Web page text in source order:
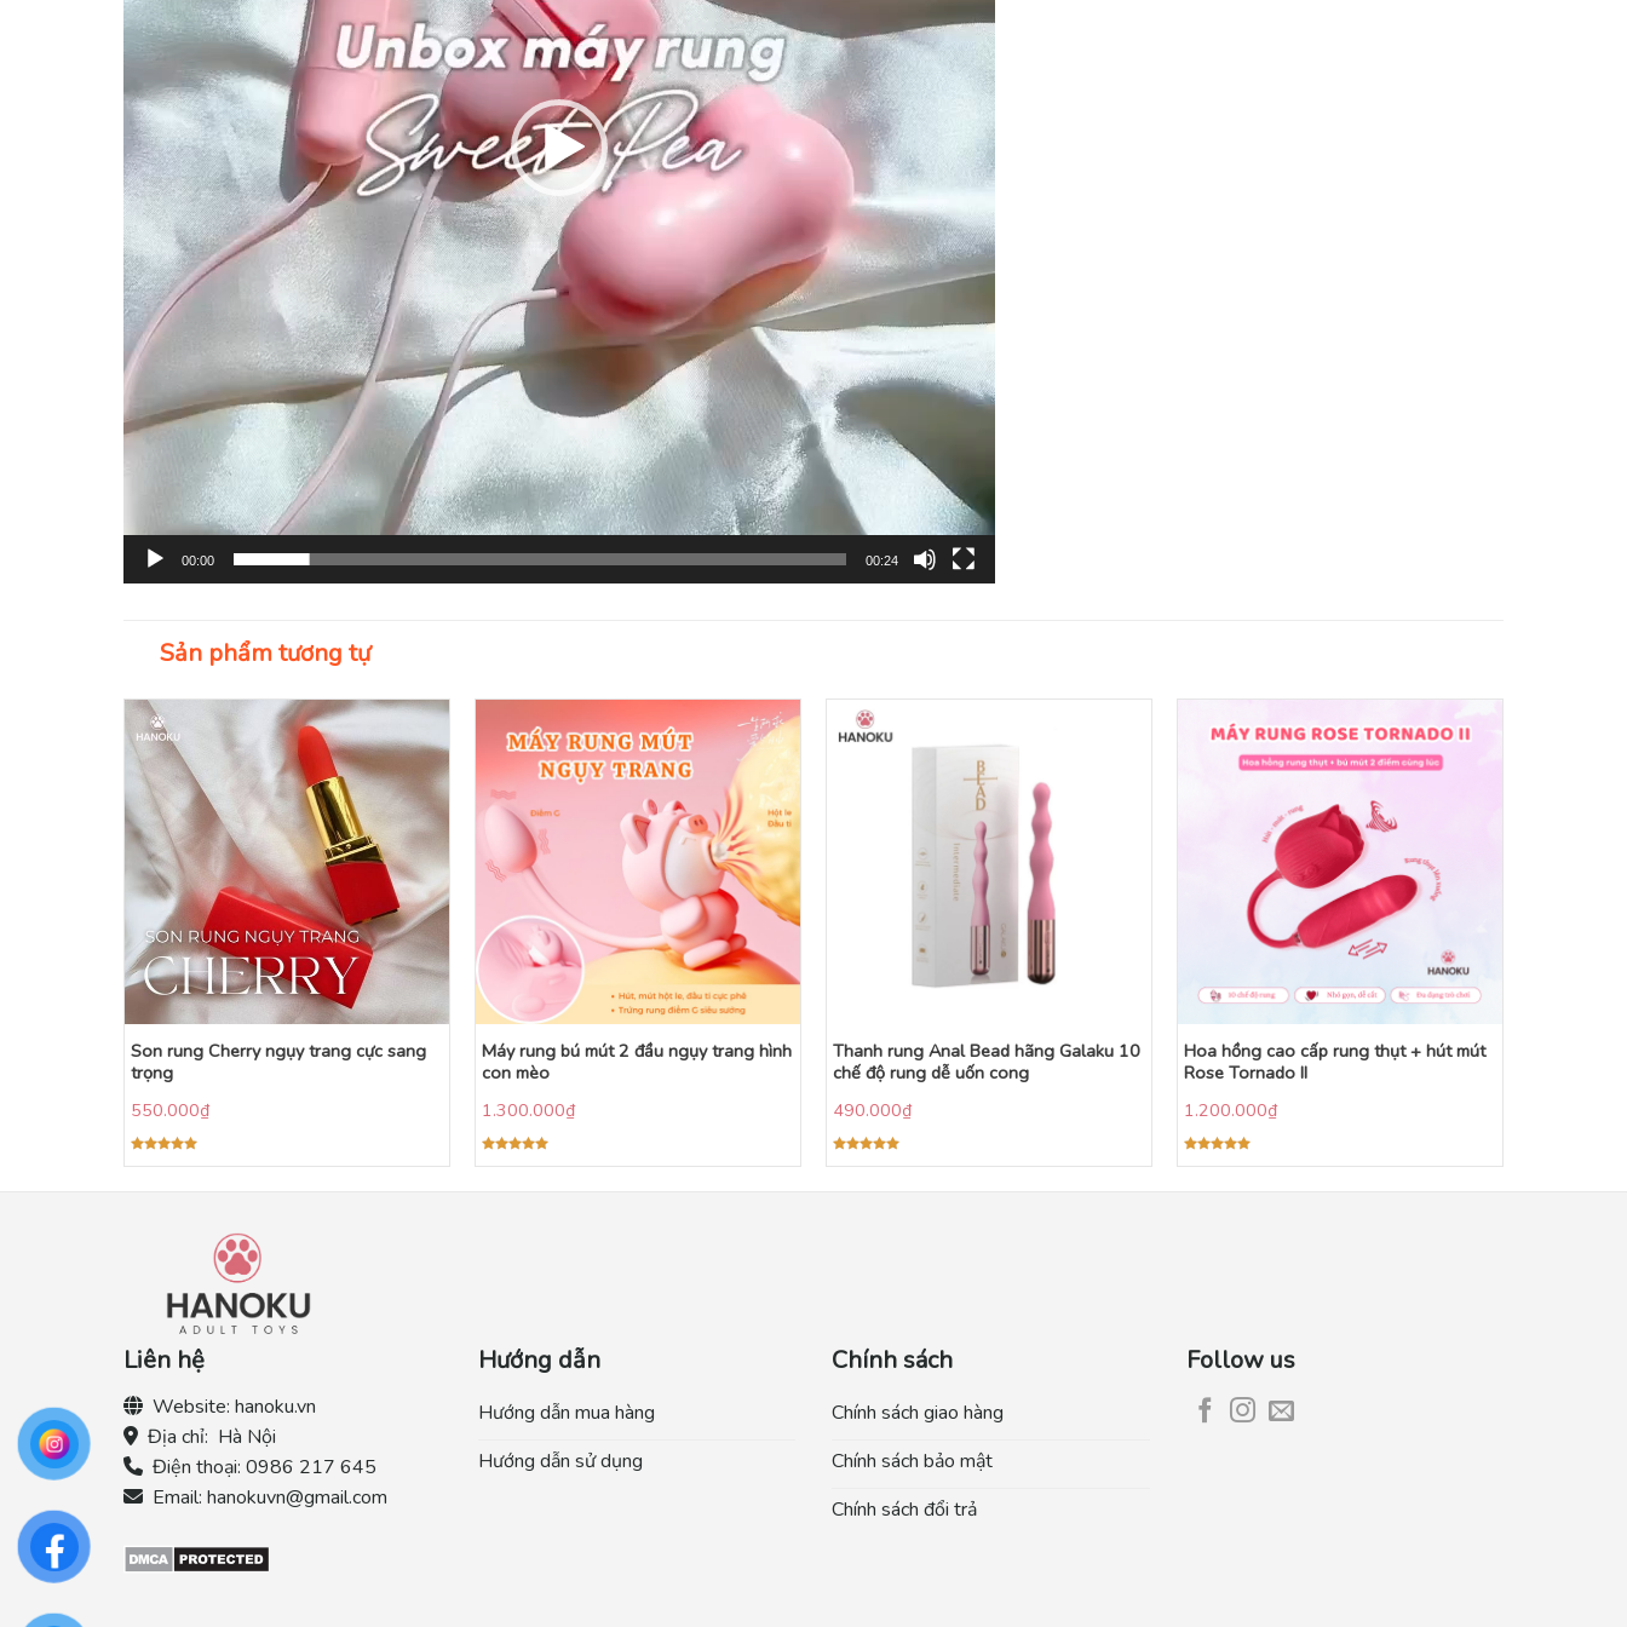
00:00 00:24
Sản phẩm tương tự
Son rung Cherry ngụy trang cực sang
trọng
550.000₫
Được xếp
Máy rung bú mút 2 đầu ngụy trang hình
con mèo
1.300.000₫
Được xếp
Thanh rung Anal Bead hãng Galaku 10
chế độ rung dễ uốn cong
490.000₫
Được xếp
Hoa hồng cao cấp rung thụt + hút mút
Rose Tornado II
1.200.000₫
Được xếp
Liên hệ
Website: hanoku.vn
Địa chỉ: Hà Nội
Điện thoại: 0986 217 645
Email: hanokuvn@gmail.com
Hướng dẫn
Hướng dẫn mua hàng
Hướng dẫn sử dụng
Chính sách
Chính sách giao hàng
Chính sách bảo mật
Chính sách đổi trả
Follow us